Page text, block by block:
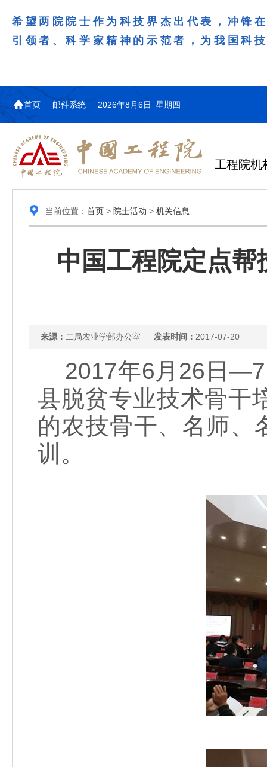
希望两院院士作为科技界杰出代表，冲锋
引领者、科学家精神的示范者，为我国科
首页 邮件系统 2026年8月6日 星期四
工程院机
当前位置： 首页> 院士活动 > 机关信息
中国工程院定点
来源： 二局农业学部办公室 发表时间： 2017-07-20
2017年6月26日—7
县脱贫专业技术骨干
的农技骨干、名师、
训。